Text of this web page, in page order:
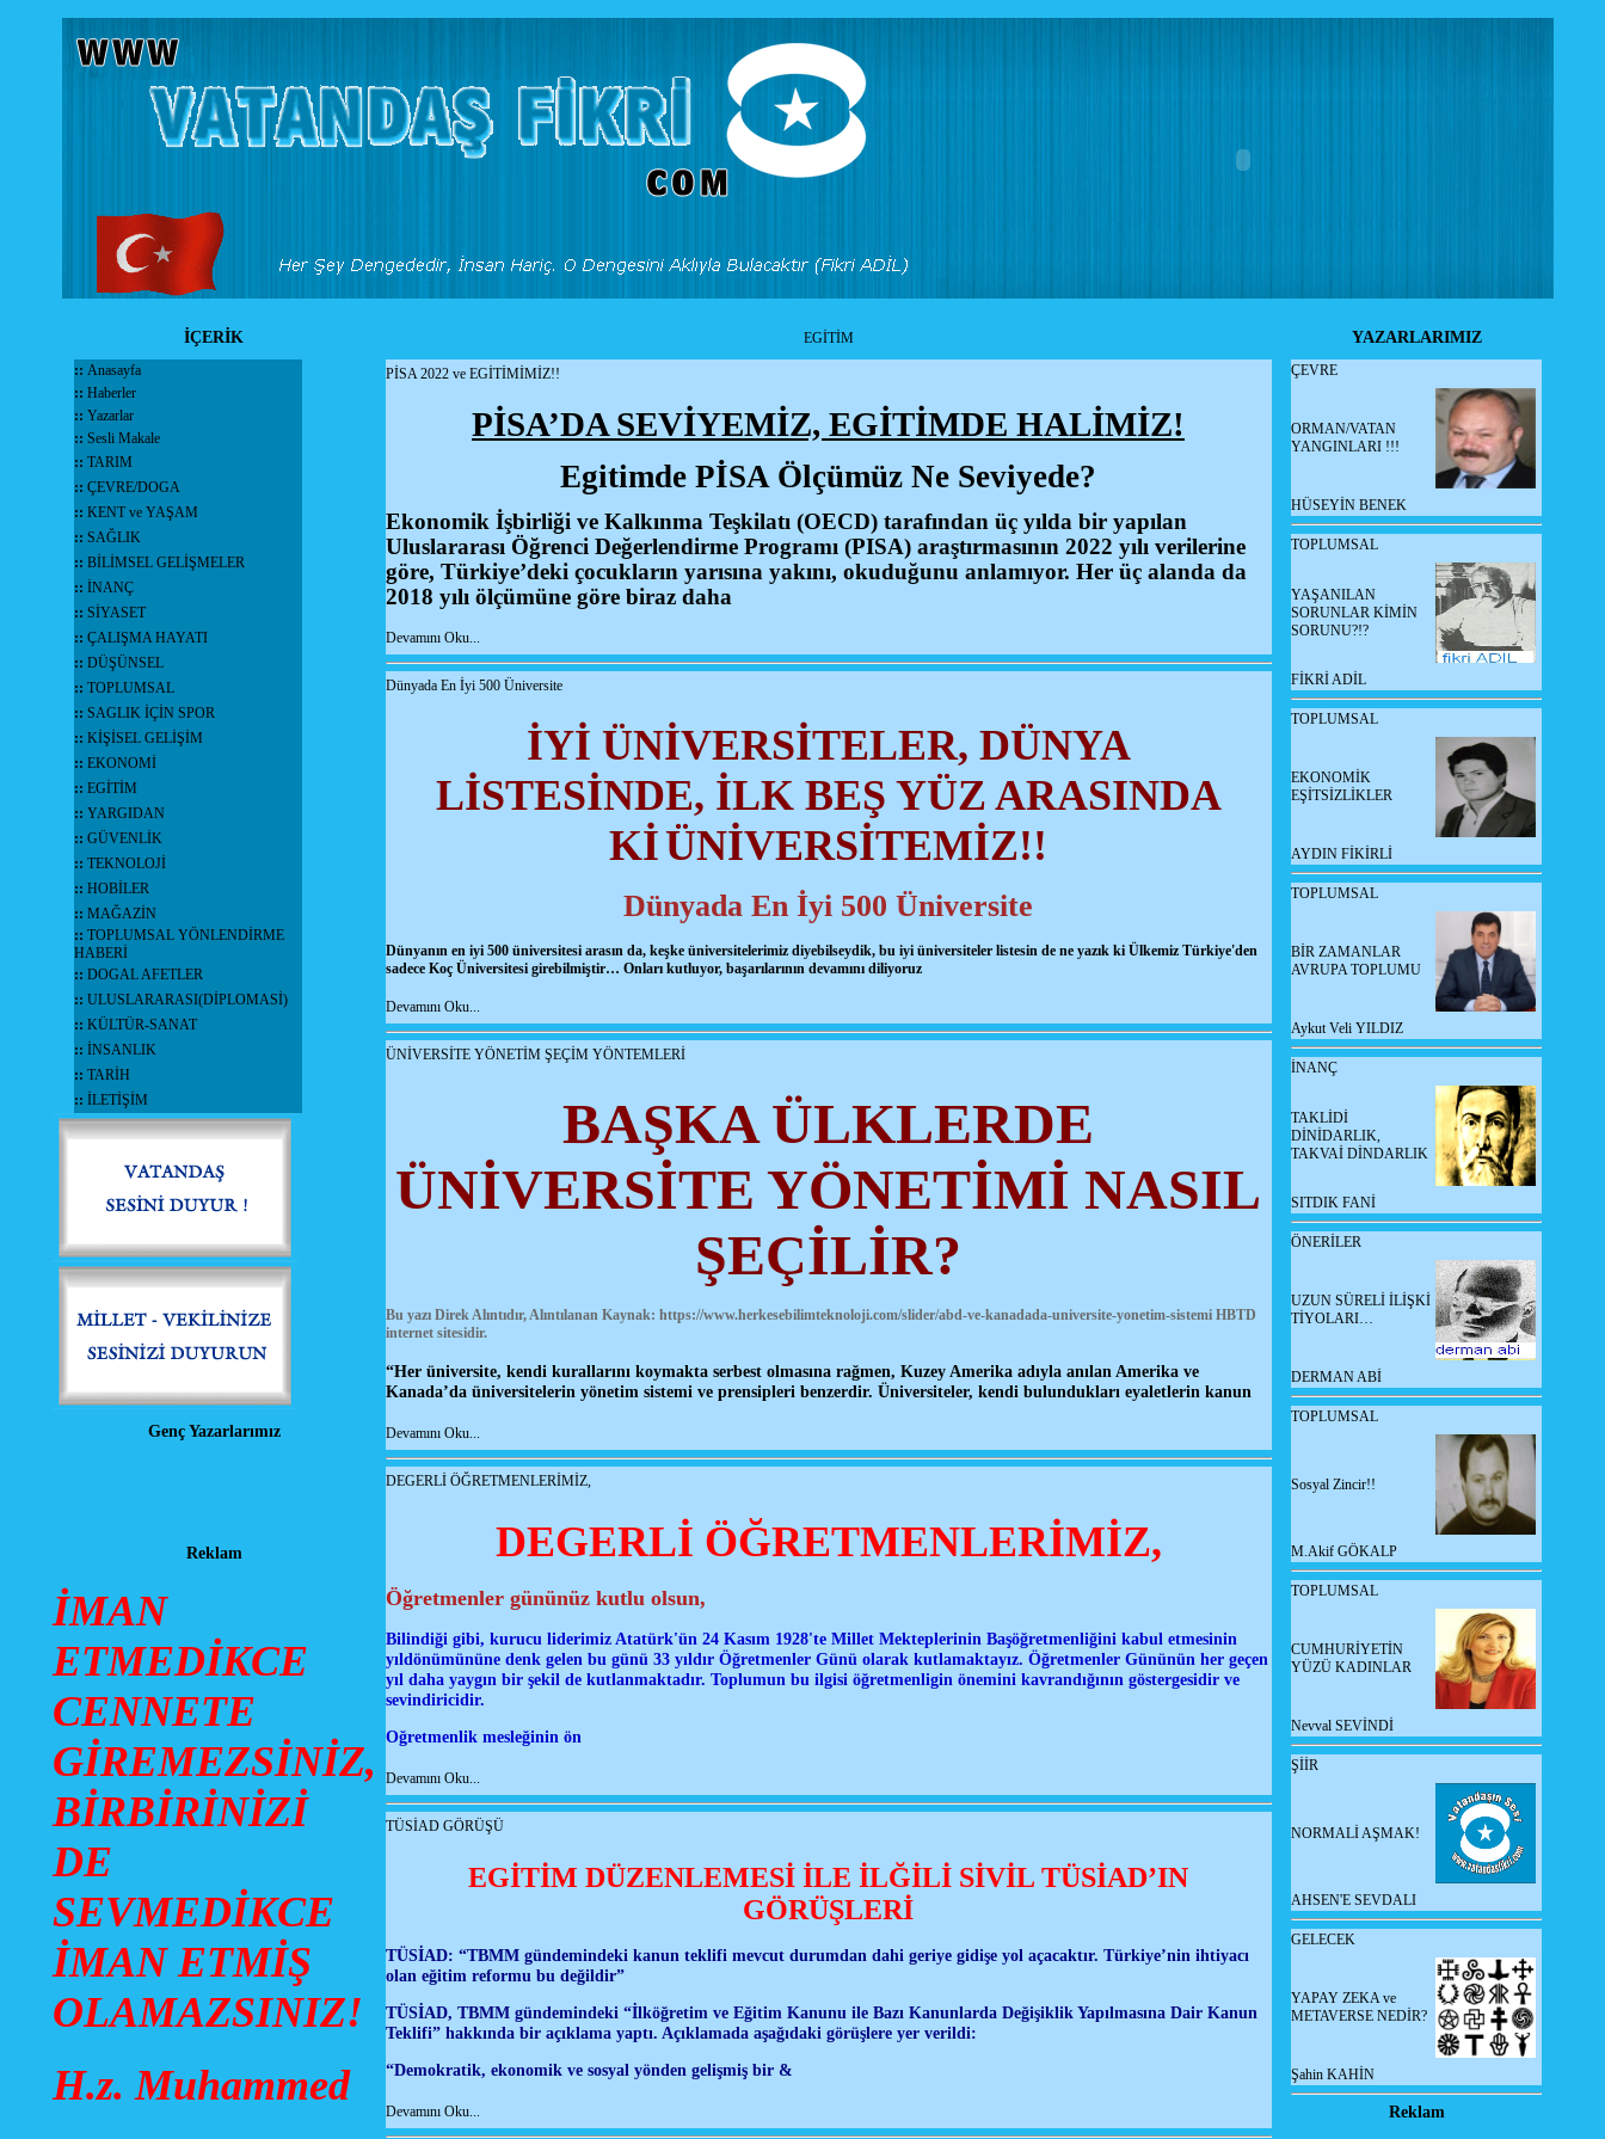
İÇERİK EGİTİM YAZARLARIMIZ
:: Anasayfa
:: Haberler
:: Yazarlar
:: Sesli Makale
:: TARIM
:: ÇEVRE/DOGA
:: KENT ve YAŞAM
:: SAĞLIK
:: BİLİMSEL GELİŞMELER
:: İNANÇ
:: SİYASET
:: ÇALIŞMA HAYATI
:: DÜŞÜNSEL
:: TOPLUMSAL
:: SAGLIK İÇİN SPOR
:: KİŞİSEL GELİŞİM
:: EKONOMİ
:: EGİTİM
:: YARGIDAN
:: GÜVENLİK
:: TEKNOLOJİ
:: HOBİLER
:: MAĞAZİN
:: TOPLUMSAL YÖNLENDİRME
HABERİ
:: DOGAL AFETLER
:: ULUSLARARASI(DİPLOMASİ)
:: KÜLTÜR-SANAT
:: İNSANLIK
:: TARİH
:: İLETİŞİM
Genç Yazarlarımız
Reklam
İMAN
ETMEDİKCE
CENNETE
GİREMEZSİNİZ,
BİRBİRİNİZİ
DE
SEVMEDİKCE
İMAN ETMİŞ
OLAMAZSINIZ!
H.z. Muhammed
PİSA 2022 ve EGİTİMİMİZ!!
PİSA’DA SEVİYEMİZ, EGİTİMDE HALİMİZ!
Egitimde PİSA Ölçümüz Ne Seviyede?
Ekonomik İşbirliği ve Kalkınma Teşkilatı (OECD) tarafından üç yılda bir yapılan
Uluslararası Öğrenci Değerlendirme Programı (PISA) araştırmasının 2022 yılı verilerine
göre, Türkiye’deki çocukların yarısına yakını, okuduğunu anlamıyor. Her üç alanda da
2018 yılı ölçümüne göre biraz daha
Devamını Oku...
Dünyada En İyi 500 Üniversite
İYİ ÜNİVERSİTELER, DÜNYA
LİSTESİNDE, İLK BEŞ YÜZ ARASINDA
KİÜNİVERSİTEMİZ!!
Dünyada En İyi 500 Üniversite
Dünyanın en iyi 500 üniversitesi arasın da, keşke üniversitelerimiz diyebilseydik, bu iyi üniversiteler listesin de ne yazık ki Ülkemiz Türkiye'den
sadece Koç Üniversitesi girebilmiştir… Onları kutluyor, başarılarının devamını diliyoruz
Devamını Oku...
ÜNİVERSİTE YÖNETİM ŞEÇİM YÖNTEMLERİ
BAŞKA ÜLKLERDE
ÜNİVERSİTE YÖNETİMİ NASIL
ŞEÇİLİR?
Bu yazı Direk Alıntıdır, Alıntılanan Kaynak: https://www.herkesebilimteknoloji.com/slider/abd-ve-kanadada-universite-yonetim-sistemiHBTD
internet sitesidir.
“Her üniversite, kendi kurallarını koymakta serbest olmasına rağmen, Kuzey Amerika adıyla anılan Amerika ve
Kanada’da üniversitelerin yönetim sistemi ve prensipleri benzerdir. Üniversiteler, kendi bulundukları eyaletlerin kanun
Devamını Oku...
DEGERLİ ÖĞRETMENLERİMİZ,
DEGERLİ ÖĞRETMENLERİMİZ,
Öğretmenler gününüz kutlu olsun,
Bilindiği gibi, kurucu liderimiz Atatürk'ün 24 Kasım 1928'te Millet Mekteplerinin Başöğretmenliğini kabul etmesinin
yıldönümününe denk gelen bu günü 33 yıldır Öğretmenler Günü olarak kutlamaktayız. Öğretmenler Gününün her geçen
yıl daha yaygın bir şekil de kutlanmaktadır. Toplumun bu ilgisi öğretmenligin önemini kavrandığının göstergesidir ve
sevindiricidir.
Oğretmenlik mesleğinin ön
Devamını Oku...
TÜSİAD GÖRÜŞÜ
EGİTİM DÜZENLEMESİ İLE İLĞİLİ SİVİL TÜSİAD’IN
GÖRÜŞLERİ
TÜSİAD: “TBMM gündemindeki kanun teklifi mevcut durumdan dahi geriye gidişe yol açacaktır. Türkiye’nin ihtiyacı
olan eğitim reformu bu değildir”
TÜSİAD, TBMM gündemindeki “İlköğretim ve Eğitim Kanunu ile Bazı Kanunlarda Değişiklik Yapılmasına Dair Kanun
Teklifi” hakkında bir açıklama yaptı. Açıklamada aşağıdaki görüşlere yer verildi:
“Demokratik, ekonomik ve sosyal yönden gelişmiş bir &
Devamını Oku...
ÇEVRE
ORMAN/VATAN
YANGINLARI !!!
HÜSEYİN BENEK
TOPLUMSAL
YAŞANILAN
SORUNLAR KİMİN
SORUNU?!?
FİKRİ ADİL
TOPLUMSAL
EKONOMİK
EŞİTSİZLİKLER
AYDIN FİKİRLİ
TOPLUMSAL
BİR ZAMANLAR
AVRUPA TOPLUMU
Aykut Veli YILDIZ
İNANÇ
TAKLİDİ
DİNİDARLIK,
TAKVAİ DİNDARLIK
SITDIK FANİ
ÖNERİLER
UZUN SÜRELİ İLİŞKİ
TİYOLARI…
DERMAN ABİ
TOPLUMSAL
Sosyal Zincir!!
M.Akif GÖKALP
TOPLUMSAL
CUMHURİYETİN
YÜZÜ KADINLAR
Nevval SEVİNDİ
ŞİİR
NORMALİ AŞMAK!
AHSEN'E SEVDALI
GELECEK
YAPAY ZEKA ve
METAVERSE NEDİR?
Şahin KAHİN
Reklam